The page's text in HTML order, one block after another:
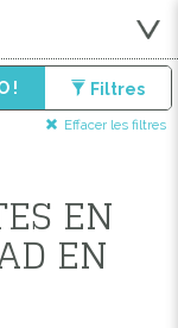
! Filtres
Effacer les filtres
EN
EN